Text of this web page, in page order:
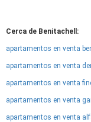
Cerca de Benitachell:
apartamentos en venta
apartamentos en venta
apartamentos en venta
apartamentos en venta
apartamentos en venta